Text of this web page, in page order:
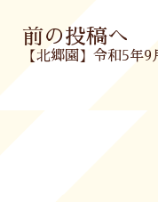
Prev
前の投稿へ